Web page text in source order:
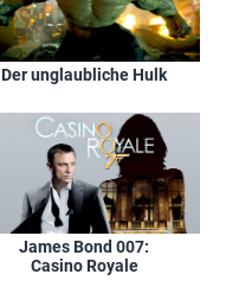
Der unglaubliche Hulk
James Bond 007:
Casino Royale